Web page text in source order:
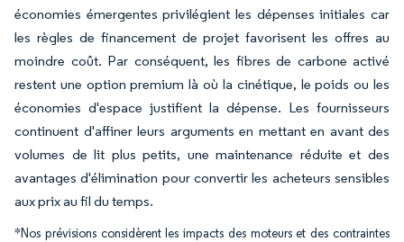
économies émergentes privilégient les dépenses initiales car
les règles de financement de projet favorisent les offres au
moindre coût. Par conséquent, les fibres de carbone activé
restent une option premium là où la cinétique, le poids ou les
économies d'espace justifient la dépense. Les fournisseurs
continuent d'affiner leurs arguments en mettant en avant des
volumes de lit plus petits, une maintenance réduite et des
avantages d'élimination pour convertir les acheteurs sensibles
aux prix au fil du temps.
*Nos prévisions considèrent les impacts des moteurs et des contraintes